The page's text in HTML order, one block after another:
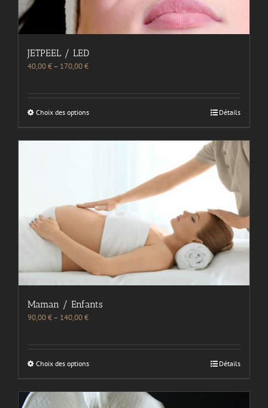
JETPEEL / LED
40,00€– 170,00€
Choix des options Détails
Maman / Enfants
90,00€– 140,00€
Choix des options Détails